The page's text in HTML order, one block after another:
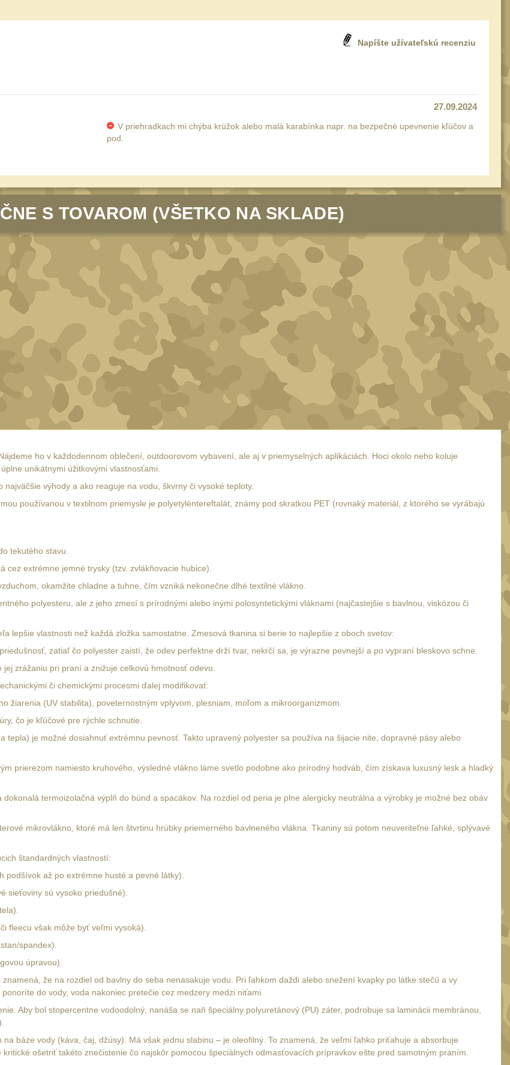
Napíšte užívateľskú recenziu
27.09.2024
V priehradkach mi chýba krúžok alebo malá karabínka napr. na bezpečné upevnenie kľúčov a
pod.
S TOVAROM (VŠETKO NA SKLADE)
ho v každodennom oblečení, outdoorovom vybavení, ale aj v priemyselných aplikáciách. Hoci okolo neho koluje
unikátnymi úžitkovými vlastnosťami.
výhody a ako reaguje na vodu, škvrny či vysoké teploty.
používanou v textilnom priemysle je polyetyléntereftalát, známy pod skratkou PET (rovnaký materiál, z ktorého se vyrábajú
tekutého stavu.
cez extrémne jemné trysky (tzv. zvlákňovacie hubice).
okamžite chladne a tuhne, čím vzniká nekonečne dlhé textilné vlákno.
polyesteru, ale z jeho zmesí s prírodnými alebo inými polosyntetickými vláknami (najčastejšie s bavlnou, viskózou či
lepšie vlastnosti než každá zložka samostatne. Zmesová tkanina si berie to najlepšie z oboch svetov:
zatiaľ čo polyester zaistí, že odev perfektne drží tvar, nekrčí sa, je výrazne pevnejší a po vypraní bleskovo schne.
zrážaniu pri praní a znižuje celkovú hmotnosť odevu.
či chemickými procesmi ďalej modifikovať:
žiarenia (UV stabilita), poveternostným vplyvom, plesniam, moľom a mikroorganizmom.
čo je kľúčové pre rýchle schnutie.
je možné dosiahnuť extrémnu pevnosť. Takto upravený polyester sa používa na šijacie nite, dopravné pásy alebo
prierezom namiesto kruhového, výsledné vlákno láme svetlo podobne ako prírodný hodváb, čím získava luxusný lesk a hladký
termoizolačná výplň do búnd a spacákov. Na rozdiel od peria je plne alergicky neutrálna a výrobky je možné bez obáv
mikrovlákno, ktoré má len štvrtinu hrúbky priemerného bavlneného vlákna. Tkaniny sú potom neuveriteľne ľahké, splývavé
štandardných vlastností:
podšívok až po extrémne husté a pevné látky).
sieťoviny sú vysoko priedušné).
fleecu však môže byť veľmi vysoká).
spandex).
úpravou).
že na rozdiel od bavlny do seba nenasakuje vodu. Pri ľahkom daždi alebo snežení kvapky po látke stečú a vy
do vody, voda nakoniec pretečie cez medzery medzi niťami.
Aby bol stopercentne vodoodolný, nanáša se naň špeciálny polyuretánový (PU) záter, podrobuje sa laminácii membránou,
báze vody (káva, čaj, džúsy). Má však jednu slabinu – je oleofilný. To znamená, že veľmi ľahko priťahuje a absorbuje
ošetriť takéto znečistenie čo najskôr pomocou špeciálnych odmasťovacích prípravkov ešte pred samotným praním.